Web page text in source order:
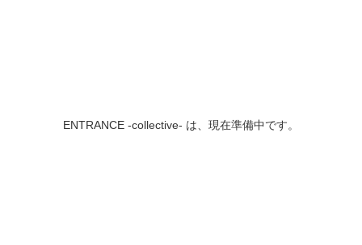
ENTRANCE -collective- は、現在準備中です。